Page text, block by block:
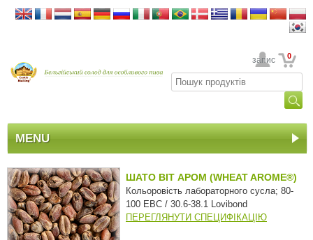
Ваш обліковий запис 0
MENU
ШАТО ВІТ АРОМ (WHEAT AROME®)
Кольоровість лабораторного сусла; 80-
100 EBC / 30.6-38.1 Lovibond
ПЕРЕГЛЯНУТИ СПЕЦИФІКАЦІЮ